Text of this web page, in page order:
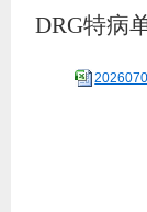
DRG特病